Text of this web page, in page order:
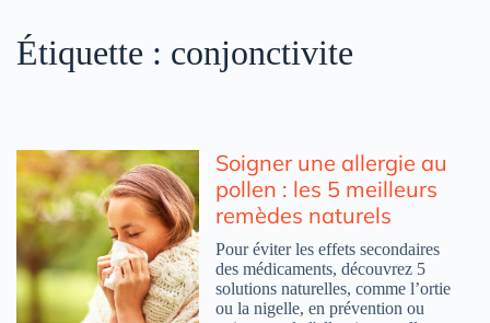
Étiquette : conjonctivite
Soigner une allergie au
pollen : les 5 meilleurs
remèdes naturels
Pour éviter les effets secondaires
des médicaments, découvrez 5
solutions naturelles, comme l’ortie
ou la nigelle, en prévention ou